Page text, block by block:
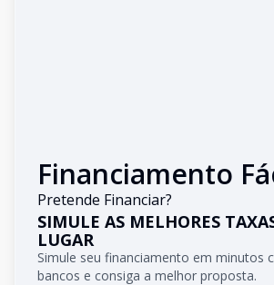
Financiamento
Pretende Financiar?
SIMULE AS MELHORES
LUGAR
Simule seu financiamento em minutos
bancos e consiga a melhor proposta.